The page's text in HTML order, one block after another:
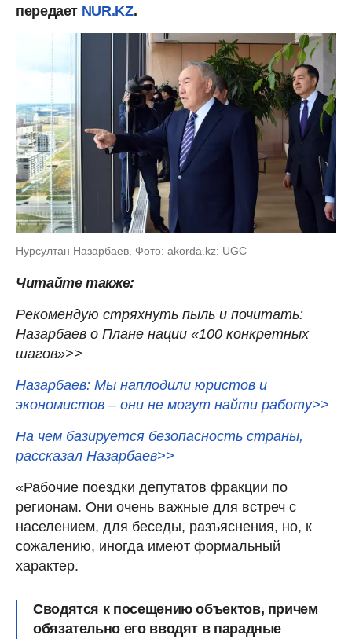
передает NUR.KZ.
Нурсултан Назарбаев. Фото: akorda.kz: UGC
Читайте также:
Рекомендую стряхнуть пыль и почитать:
Назарбаев о Плане нации «100 конкретных
шагов»>>
Назарбаев: Мы наплодили юристов и
экономистов – они не могут найти работу>>
На чем базируется безопасность страны,
рассказал Назарбаев>>
«Рабочие поездки депутатов фракции по
регионам. Они очень важные для встреч с
населением, для беседы, разъяснения, но, к
сожалению, иногда имеют формальный
характер.
Сводятся к посещению объектов, причем
обязательно его вводят в парадные